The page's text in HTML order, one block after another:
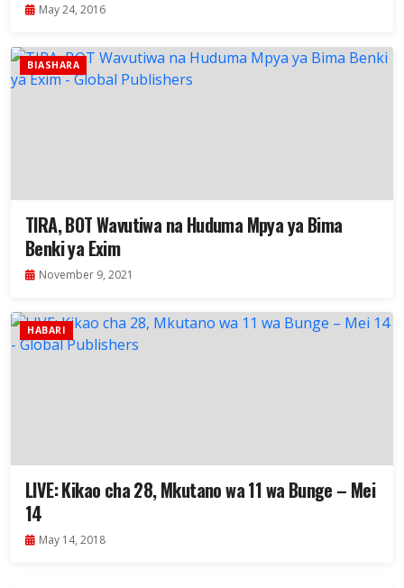
May 24, 2016
BIASHARA
TIRA, BOT Wavutiwa na Huduma Mpya ya Bima
Benki ya Exim
November 9, 2021
HABARI
LIVE: Kikao cha 28, Mkutano wa 11 wa Bunge – Mei
14
May 14, 2018